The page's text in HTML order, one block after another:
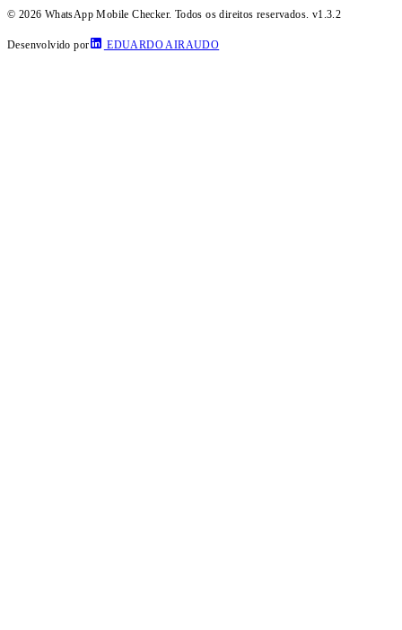
© 2026 WhatsApp Mobile Checker. Todos os direitos reservados. v1.3.2
Desenvolvido por EDUARDO AIRAUDO